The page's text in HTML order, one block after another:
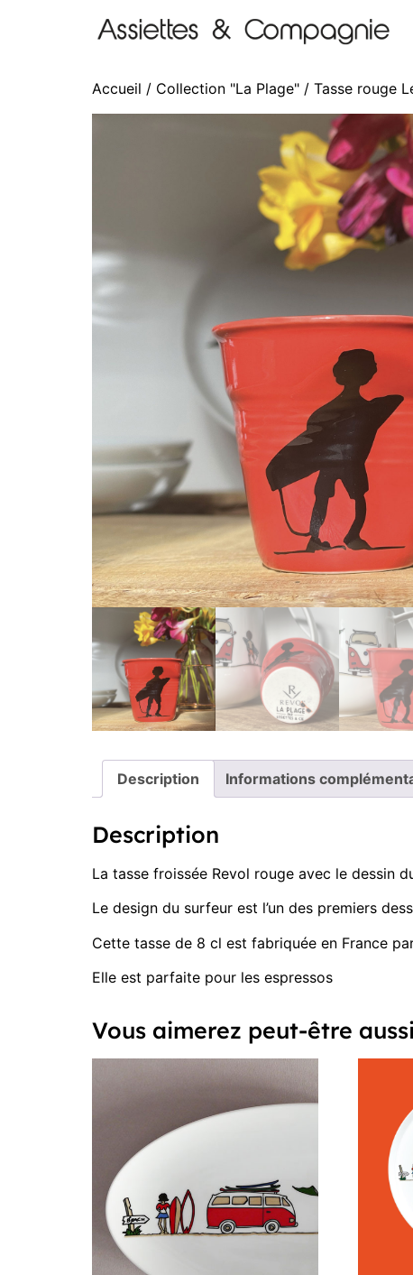
Accueil / Collection "La Plage" / Tasse rouge
Description Informations
Description
La tasse froissée Revol rouge avec le dessin
Le design du surfeur est l’un des premiers
Cette tasse de 8 cl est fabriquée en France
Elle est parfaite pour les espressos
Vous aimerez peut-être